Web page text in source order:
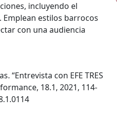
incluyendo el
Emplean estilos barrocos
con una audiencia
“Entrevista con EFE TRES
18.1, 2021, 114-